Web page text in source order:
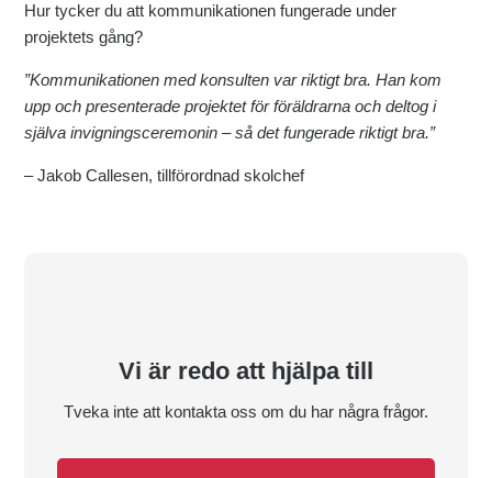
Hur tycker du att kommunikationen fungerade under
projektets gång?
”Kommunikationen med konsulten var riktigt bra. Han kom
upp och presenterade projektet för föräldrarna och deltog i
själva invigningsceremonin – så det fungerade riktigt bra.”
– Jakob Callesen, tillförordnad skolchef
Vi är redo att hjälpa till
Tveka inte att kontakta oss om du har några frågor.